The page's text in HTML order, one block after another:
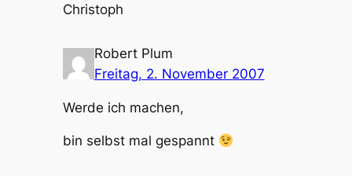
Christoph
Robert Plum
Freitag, 2. November 2007
Werde ich machen,
bin selbst mal gespannt